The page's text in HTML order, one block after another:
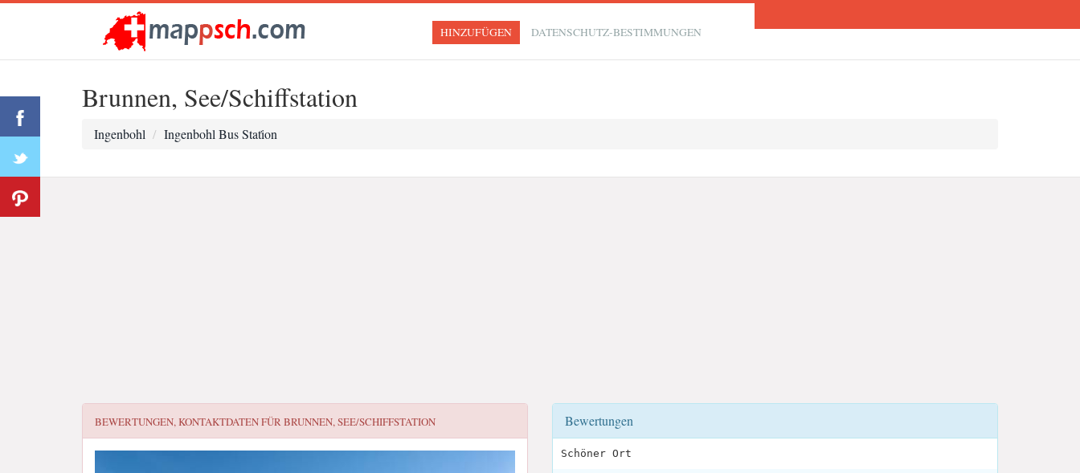
HINZUFÜGEN DATENSCHUTZ-BESTIMMUNGEN
Brunnen, See/Schiffstation
Ingenbohl Ingenbohl Bus Stati̇on
BEWERTUNGEN, KONTAKTDATEN FÜRBRUNNEN, SEE/SCHIFFSTATION Bewertungen
Schöner Ort